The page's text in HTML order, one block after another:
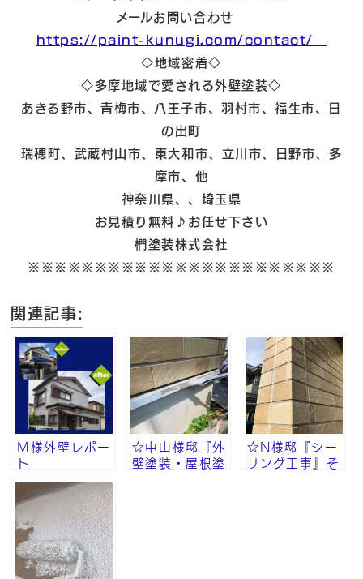
メールお問い合わせ
https://paint-kunugi.com/contact/
◇地域密着◇
◇多摩地域で愛される外壁塗装◇
あきる野市、青梅市、八王子市、羽村市、福生市、日
の出町
瑞穂町、武蔵村山市、東大和市、立川市、日野市、多
摩市、他
神奈川県、、埼玉県
お見積り無料♪お任せ下さい
椚塗装株式会社
※※※※※※※※※※※※※※※※※※※※※※※
関連記事:
Ｍ様外壁レポー
ト
☆中山様邸『外
壁塗装・屋根塗
☆N様邸『シー
リング工事』そ